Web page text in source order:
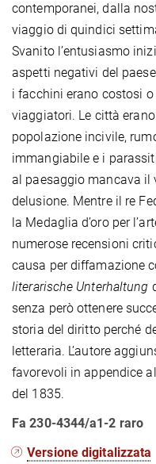
contemporanei, dalla
viaggio di quindici
Svanito l’entusiasmo
aspetti negativi del
i facchini erano costosi
viaggiatori. Le città
popolazione incivile,
immangiabile e i
al paesaggio mancava il
delusione. Mentre il re
la Medaglia d’oro per
numerose recensioni
causa per diffamazione
literarische Unterhaltung
senza però ottenere
storia del diritto perché
letteraria. L’autore
favorevoli in appendice
del 1835.
Fa 230-4344/a1-2 raro
Versione digitalizzata